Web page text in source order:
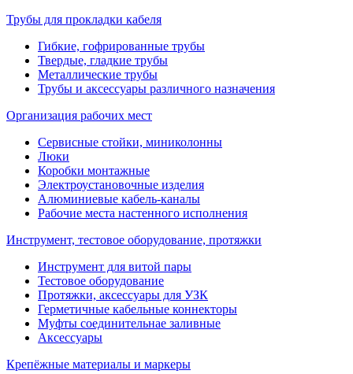
Трубы для прокладки кабеля
Гибкие, гофрированные трубы
Твердые, гладкие трубы
Металлические трубы
Трубы и аксессуары различного назначения
Организация рабочих мест
Сервисные стойки, миниколонны
Люки
Коробки монтажные
Электроустановочные изделия
Алюминиевые кабель-каналы
Рабочие места настенного исполнения
Инструмент, тестовое оборудование, протяжки
Инструмент для витой пары
Тестовое оборудование
Протяжки, аксессуары для УЗК
Герметичные кабельные коннекторы
Муфты соединительнае заливные
Аксессуары
Крепёжные материалы и маркеры